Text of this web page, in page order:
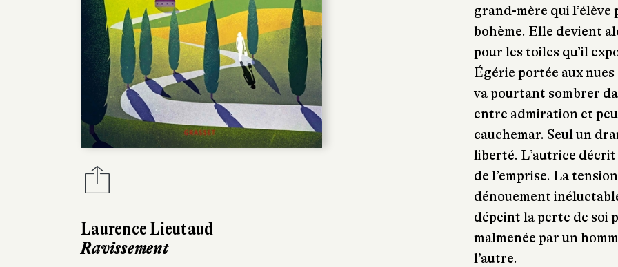
Laurence Lieutaud
Ravissement
grand-mère qui l’élève
bohème. Elle devient
pour les toiles qu’il
Égérie portée aux
va pourtant sombrer
entre admiration et
cauchemar. Seul un
liberté. L’autrice décrit
de l’emprise. La
dénouement
dépeint la perte de soi
malmenée par un
l’autre.